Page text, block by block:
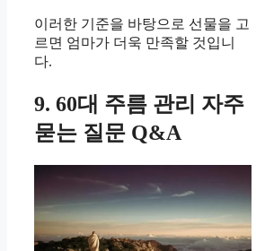
이러한 기준을 바탕으로 선물을 고
르면 엄마가 더욱 만족할 것입니
다.
9. 60대 주름 관리 자주
묻는 질문 Q&A